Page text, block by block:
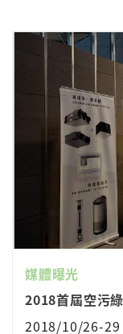
媒體曝光
2018首屆空污
2018/10/26-29